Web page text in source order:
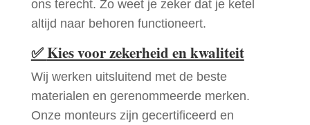
ons terecht. Zo weet je zeker dat je ketel
altijd naar behoren functioneert.
✅Kies voor zekerheid en kwaliteit
Wij werken uitsluitend met de beste
materialen en gerenommeerde merken.
Onze monteurs zijn gecertificeerd en